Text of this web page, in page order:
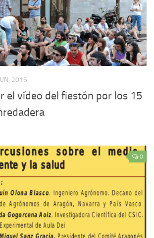
2015
el vídeo del fiestón por los 15
0